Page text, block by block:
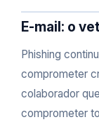
E-mail: o
Phishing
comprometer
colaborador
comprometer